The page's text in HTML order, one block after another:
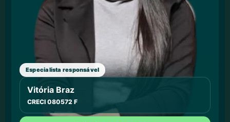
Especialista responsável
Vitória Braz
CRECI 080572 F